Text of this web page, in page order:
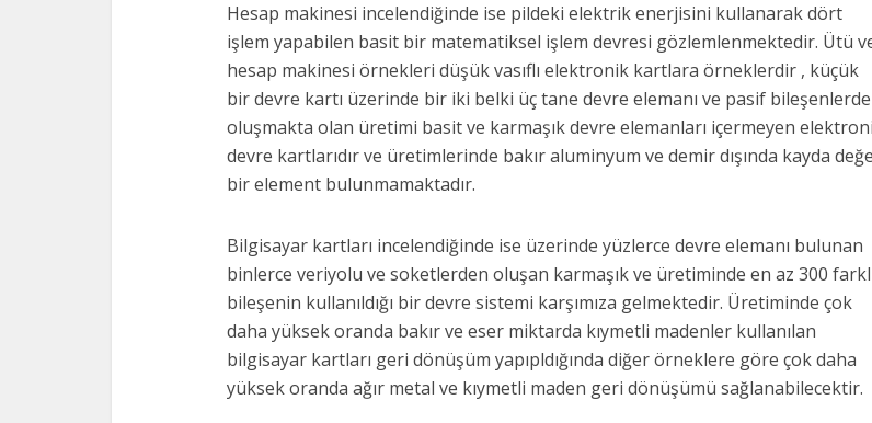
Hesap makinesi incelendiğinde ise pildeki elektrik enerjisini kullanarak dört
işlem yapabilen basit bir matematiksel işlem devresi gözlemlenmektedir. Ütü
hesap makinesi örnekleri düşük vasıflı elektronik kartlara örneklerdir , küçük
bir devre kartı üzerinde bir iki belki üç tane devre elemanı ve pasif
oluşmakta olan üretimi basit ve karmaşık devre elemanları içermeyen
devre kartlarıdır ve üretimlerinde bakır aluminyum ve demir dışında kayda
bir element bulunmamaktadır.
Bilgisayar kartları incelendiğinde ise üzerinde yüzlerce devre elemanı bulunan
binlerce veriyolu ve soketlerden oluşan karmaşık ve üretiminde en az 300
bileşenin kullanıldığı bir devre sistemi karşımıza gelmektedir. Üretiminde çok
daha yüksek oranda bakır ve eser miktarda kıymetli madenler kullanılan
bilgisayar kartları geri dönüşüm yapıpldığında diğer örneklere göre çok daha
yüksek oranda ağır metal ve kıymetli maden geri dönüşümü sağlanabilecektir.